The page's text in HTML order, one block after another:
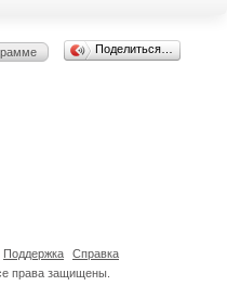
Поделиться…
права защищены.
Поддержка Справка